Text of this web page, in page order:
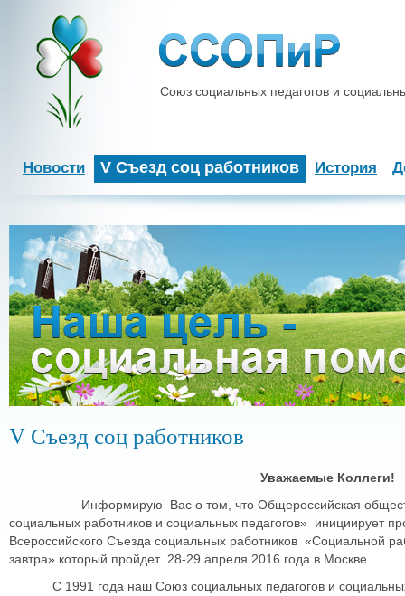
Союз социальных педагогов и
Новости V Съезд соц работников История
V Съезд соц работников
Уважаемые Коллеги!
Информирую Вас о том, что Общероссийская
социальных работников и социальных педагогов» инициирует
Всероссийского Съезда социальных работников «Социальной
завтра» который пройдет 28-29 апреля 2016 года в
С 1991 года наш Союз социальных педагогов и социальных